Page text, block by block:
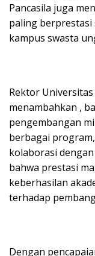
Pancasila juga
paling berprestasi
kampus swasta
Rektor Universitas
menambahkan ,
pengembangan
berbagai
kolaborasi
bahwa prestasi
keberhasilan
terhadap
Dengan